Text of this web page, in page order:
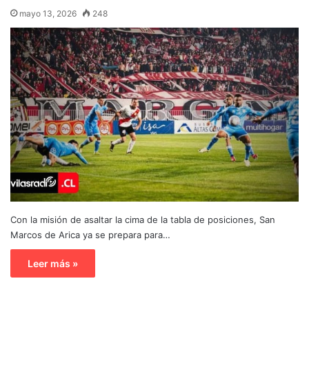
mayo 13, 2026 248
Con la misión de asaltar la cima de la tabla de posiciones, San
Marcos de Arica ya se prepara para…
Leer más »